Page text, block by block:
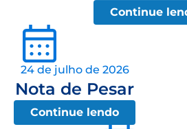
Continue
24 de julho de 2026
Nota de Pesar
Continue lendo